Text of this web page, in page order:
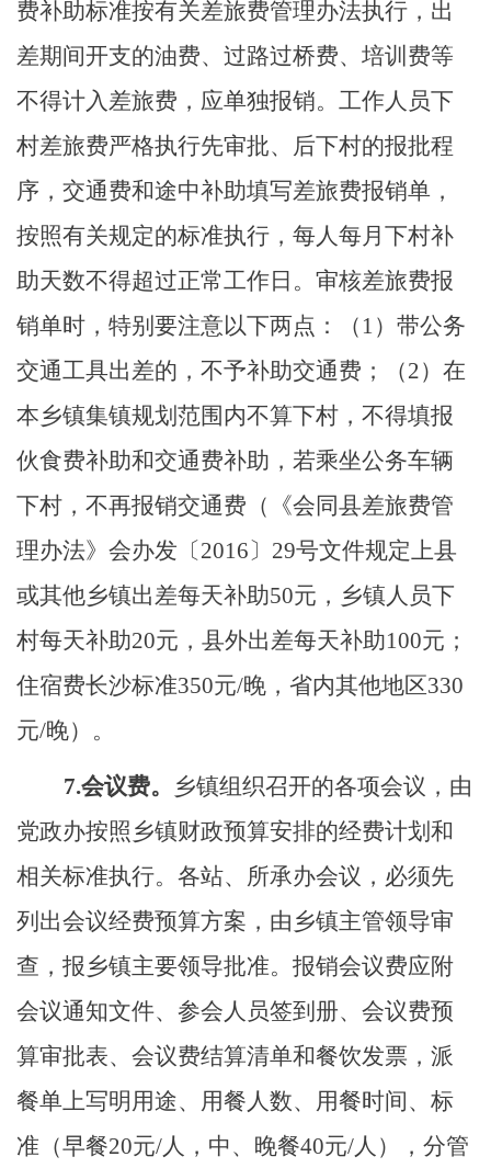
费补助标准按有关差旅费管理办法执行，出
差期间开支的油费、过路过桥费、培训费等
不得计入差旅费，应单独报销。工作人员下
村差旅费严格执行先审批、后下村的报批程
序，交通费和途中补助填写差旅费报销单，
按照有关规定的标准执行，每人每月下村补
助天数不得超过正常工作日。审核差旅费报
销单时，特别要注意以下两点 ：（ 1 ） 带公务
交通工具出差的 ， 不予补助交通费 ；（2） 在
本乡镇集镇规划范围内不算下村，不得填报
伙食费补助和交通费补助，若乘坐公务车辆
下村，不再报销交通费（《会同县差旅费管
理办法》会办发 〔2016〕 29号文件规定上县
或其他乡镇出差每天补助50元，乡镇人员下
村每天补助20元，县外出差每天补助100元；
住宿费长沙标准350元/晚，省内其他地区330
元/晚）。
7.会议费。
乡镇组织召开的各项会议，由
党政办按照乡镇财政预算安排的经费计划和
相关标准执行。各站、所承办会议，必须先
列出会议经费预算方案，由乡镇主管领导审
查，报乡镇主要领导批准。报销会议费应附
会议通知文件、参会 人员签到 册、会议费预
算审批表、会议费结算清单和餐饮发票，派
餐单上写明用途、用餐人数、用餐时间、标
准（早餐20元/人，中、晚餐40元/人）， 分管